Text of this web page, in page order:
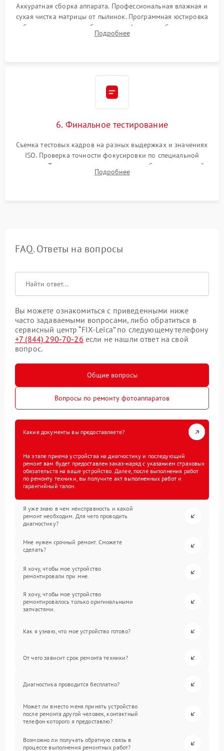
Аккуратная сборка аппарата. Профессиональная влажная и
сухая чистка матрицы от пылинок. Программная юстировка
рабочего отрезка, калибровка автофокуса, стабилизатора и
экспозамера с помощью сервисного ПО.
Подробнее
6. Финальное тестирование
Съемка тестовых кадров на разных выдержках и значениях
ISO. Проверка точности фокусировки по специальной
мишени. Тест записи на карту памяти, работы встроенной
вспышки, микрофона и всех кнопок управления.
Подробнее
FAQ. Ответы на вопросы
Вы можете ознакомиться с приведенными ниже
часто задаваемыми вопросами, либо обратиться в
сервисный центр “FIX-Leica” по следующему телефону
+7 (844) 290-70-26 если не нашли ответ на свой
вопрос.
Общие вопросы
Вопросы по ремонту фотоаппаратов
Какие документы вы предоставляете?
На этапе приема устройства на диагностику и последующий
ремонт вам будет предоставлен заказ-наряд с указанием страховых
обязательств на ваше устройство. Далее, после выполнения работ
по ремонту техники, вы получите акт выполненных работ и
гарантийный талон.
Я уже знаю в чем неисправность и какой
ремонт необходим. Для чего проводить
диагностику?
Мне нужен срочный ремонт. Сможете
сделать?
Я хочу, чтобы мое устройство
ремонтировали при мне.
Я хочу, чтобы мое устройство
ремонтировалось только оригинальными
запчастями.
Как я узнаю, что мое устройство готово?
От чего зависит срок ремонта техники?
Диагностика проводится бесплатно?
Может ли вместо меня принять устройство
после ремонта другой человек, контактный
телефон которого я предоставлю?
Возможно ли получать обратную связь в
процессе выполнения ремонтных работ?